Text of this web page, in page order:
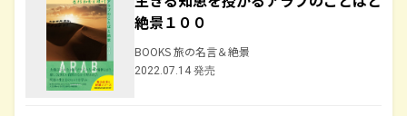
絶景１００
BOOKS 旅の名言＆絶景
2022.07.14 発売